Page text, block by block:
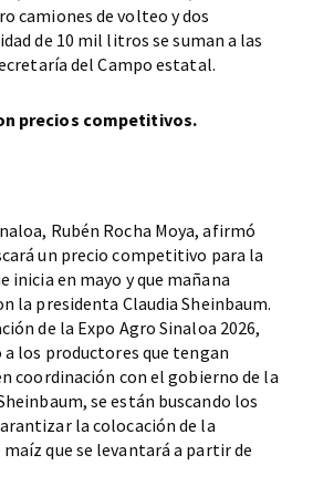
camiones de volteo y dos
de 10 mil litros se suman a las
del Campo estatal.
precios competitivos.
Rubén Rocha Moya, afirmó
un precio competitivo para la
inicia en mayo y que mañana
la presidenta Claudia Sheinbaum.
de la Expo Agro Sinaloa 2026,
a los productores que tengan
coordinación con el gobierno de la
se están buscando los
la colocación de la
que se levantará a partir de